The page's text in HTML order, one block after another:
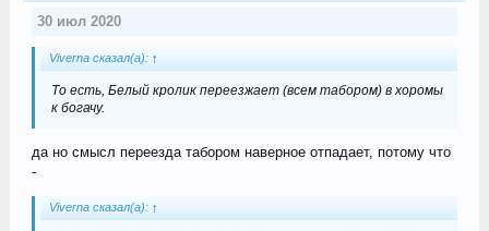
30 июл 2020
Viverna сказал(а): ↑
То есть, Белый кролик переезжает (всем табором) в хоромы
к богачу.
да но смысл переезда табором наверное отпадает, потому что
-
Viverna сказал(а): ↑